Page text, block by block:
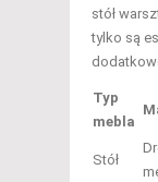
stół
tylko są
Typ
mebla
Stół